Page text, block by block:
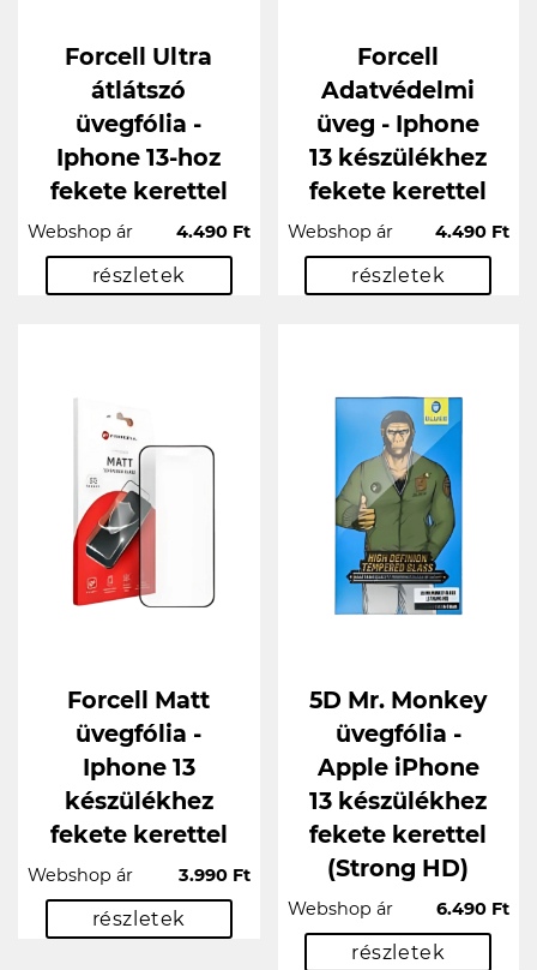
Forcell Ultra
átlátszó
üvegfólia -
Iphone 13-hoz
fekete kerettel
Webshop ár 4.490 Ft
részletek
Forcell
Adatvédelmi
üveg - Iphone
13 készülékhez
fekete kerettel
Webshop ár 4.490 Ft
részletek
Forcell Matt
üvegfólia -
Iphone 13
készülékhez
fekete kerettel
Webshop ár 3.990 Ft
részletek
5D Mr. Monkey
üvegfólia -
Apple iPhone
13 készülékhez
fekete kerettel
(Strong HD)
Webshop ár 6.490 Ft
részletek